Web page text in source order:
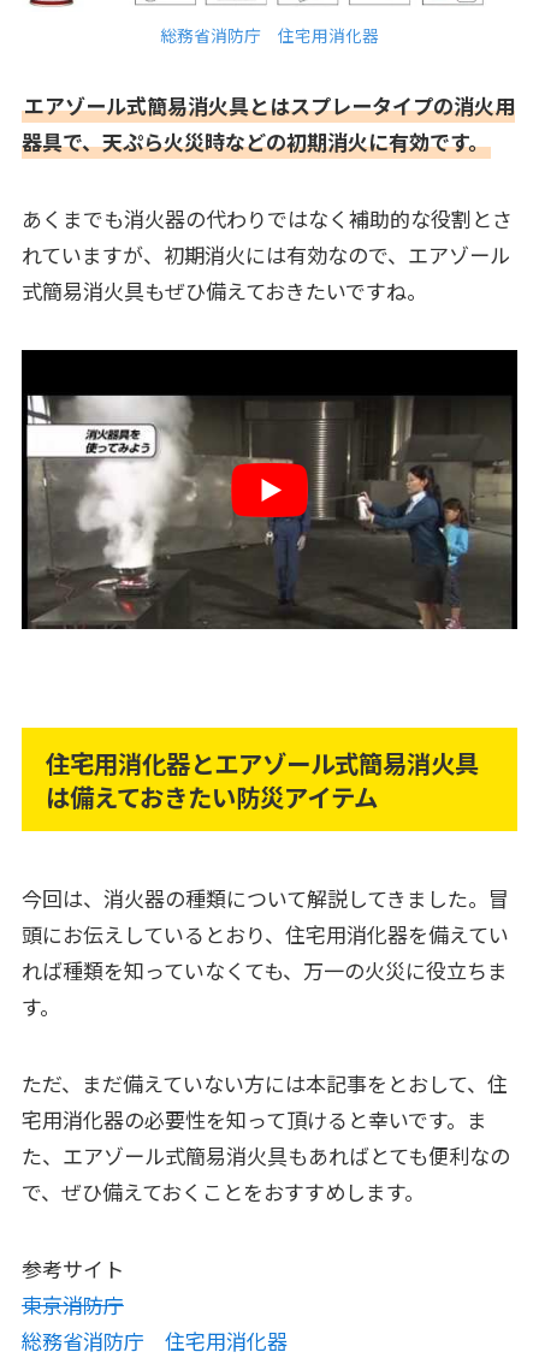
総務省消防庁 住宅用消化器
エアゾール式簡易消火具とはスプレータイプの消火用
器具で、天ぷら火災時などの初期消火に有効です。
あくまでも消火器の代わりではなく補助的な役割とさ
れていますが、初期消火には有効なので、エアゾール
式簡易消火具もぜひ備えておきたいですね。
住宅用消化器とエアゾール式簡易消火具
は備えておきたい防災アイテム
今回は、消火器の種類について解説してきました。冒
頭にお伝えしているとおり、住宅用消化器を備えてい
れば種類を知っていなくても、万一の火災に役立ちま
す。
ただ、まだ備えていない方には本記事をとおして、住
宅用消化器の必要性を知って頂けると幸いです。ま
た、エアゾール式簡易消火具もあればとても便利なの
で、ぜひ備えておくことをおすすめします。
参考サイト
東京消防庁
総務省消防庁 住宅用消化器